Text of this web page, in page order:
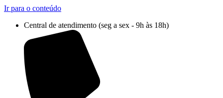
Ir para o conteúdo
Central de atendimento (seg a sex - 9h às 18h)